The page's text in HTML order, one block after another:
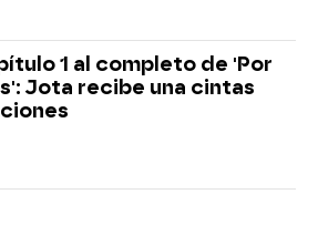
1 al completo de 'Por
Jota recibe una cintas